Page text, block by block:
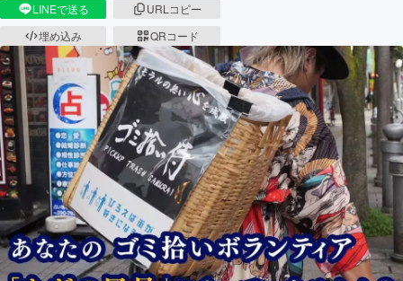
LINEで送る
URLコピー
埋め込み
QRコード